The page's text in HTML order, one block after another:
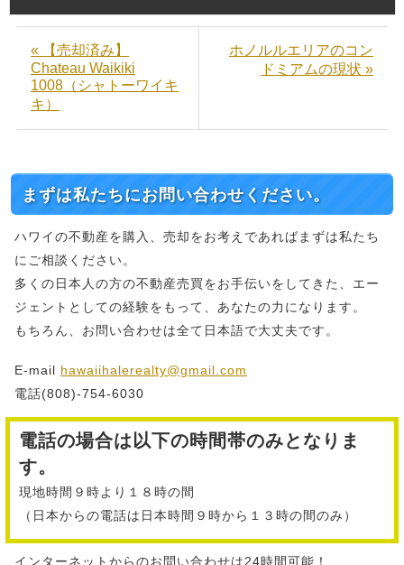
« 【売却済み】
Chateau Waikiki
1008（シャトーワイキ
キ）
ホノルルエリアのコン
ドミアムの現状 »
まずは私たちにお問い合わせください。
ハワイの不動産を購入、売却をお考えであればまずは私たち
にご相談ください。
多くの日本人の方の不動産売買をお手伝いをしてきた、エー
ジェントとしての経験をもって、あなたの力になります。
もちろん、お問い合わせは全て日本語で大丈夫です。
E-mail hawaiihalerealty@gmail.com
電話(808)-754-6030
電話の場合は以下の時間帯のみとなりま
す。
現地時間９時より１８時の間
（日本からの電話は日本時間９時から１３時の間のみ）
インターネットからのお問い合わせは24時間可能！